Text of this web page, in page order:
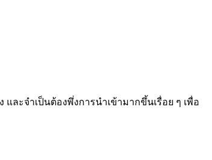
ละจำเป็นต้องพึ่งการนำเข้ามากขึ้นเรื่อย ๆ เพื่อ